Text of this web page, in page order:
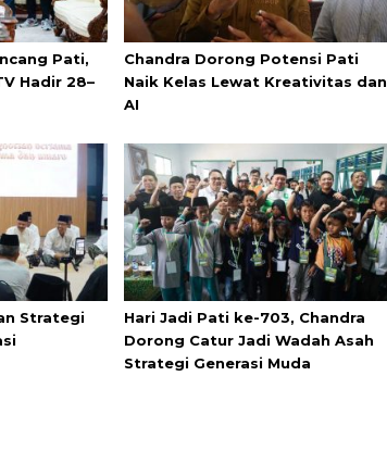
Pati,
Hadir 28–
Chandra Dorong Potensi Pati
Naik Kelas Lewat Kreativitas dan
AI
Strategi
Hari Jadi Pati ke-703, Chandra
Dorong Catur Jadi Wadah Asah
Strategi Generasi Muda